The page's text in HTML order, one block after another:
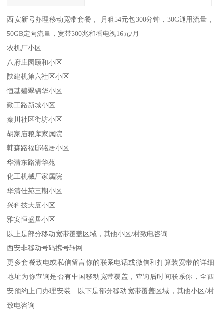
西安新号办理移动宽带套餐， 月租54元包300分钟，30G通用流量，
50GB定向流量，宽带300兆和看电视16元/月
农机厂小区
八府庄园颐和小区
陕建机第六社区小区
恒基碧翠锦华小区
勤工路新城小区
秦川社区街坊小区
胡家庙粮库家属院
韩森路福邸铭居小区
华清东路清华苑
化工机械厂家属院
华清佳苑三期小区
兴科技大厦小区
雅安恒盛居小区
以上是部分移动宽带覆盖区域，其他小区/村致电咨询
西安非移动号码携号转网
更多套餐致电或私信留言你的联系电话或微信和打算装宽带的详细
地址为你查询是否有中国移动宽带覆盖，查询后时间联系你，全西
安预约上门办理安装，以下是部分移动宽带覆盖区域，其他小区/村
致电咨询